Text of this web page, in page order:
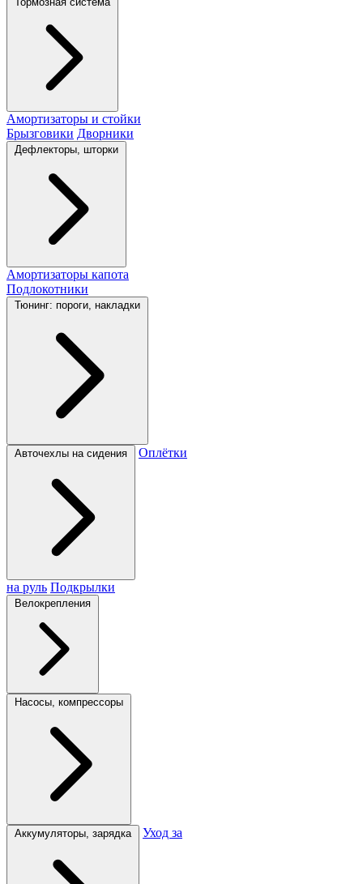
Амортизаторы и стойки
Брызговики Дворники
Дефлекторы, шторки
Амортизаторы капота
Подлокотники
Тюнинг: пороги, накладки
Авточехлы на сидения Оплётки
на руль Подкрылки
Велокрепления
Насосы, компрессоры
Аккумуляторы, зарядка Уход за